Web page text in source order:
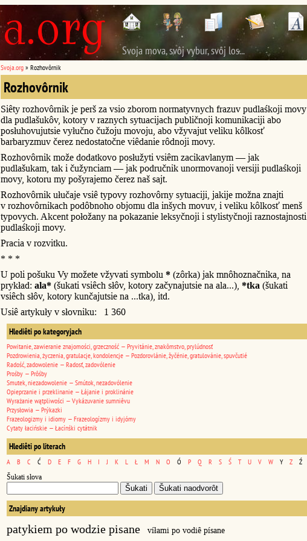
Svoja mova, svôj vybur, svôj los...
Svoja.org » Rozhovôrnik
Rozhovôrnik
Siêty rozhovôrnik je perš za vsio zborom normatyvnych frazuv pudlaśkoji movy
dla pudlašukôv, kotory v raznych sytuacijach publičnoji komunikaciji abo
posłuhovujutsie vyłučno čužoju movoju, abo vžyvajut veliku kôlkosť
barbaryzmuv čerez nedostatočne viêdanie rôdnoji movy.
Rozhovôrnik može dodatkovo posłužyti vsiêm zacikavlanym — jak
pudlašukam, tak i čužynciam — jak područnik unormovanoji versiji pudlaśkoji
movy, kotoru my pošyrajemo čerez naš sajt.
Rozhovôrnik ułučaje vsiê typovy rozhovôrny sytuaciji, jakije možna znajti
v rozhovôrnikach podôbnoho objomu dla inšych movuv, i veliku kôlkosť menš
typovych. Akcent połožany na pokazanie leksyčnoji i stylistyčnoji raznostajnosti
pudlaśkoji movy.
Pracia v rozvitku.
* * *
U poli pošuku Vy možete vžyvati symbolu * (zôrka) jak mnôhoznačnika, na
prykład: ala* (šukati vsiêch słôv, kotory začynajutsie na ala...), *tka (šukati
vsiêch słôv, kotory kunčajutsie na ...tka), itd.
Usiê artykuły v słovniku: 1 360
Hlediêti po kategoryjach
Powitanie, zawieranie znajomości, grzeczność — Pryvitánie, znakômstvo, prylúdnosť
Pozdrowienia, życzenia, gratulacje, kondolencje — Pozdorovlánie, žyčénie, gratulovánie, spuvčutié
Radość, zadowolenie — Radosť, zadovólenie
Prośby — Prôśby
Smutek, niezadowolenie — Smútok, nezadovólenie
Opieprzanie i przeklinanie — Łájanie i proklinánie
Wyrażanie wątpliwości — Vykázuvanie sumniêvu
Przysłowia — Prýkazki
Frazeologizmy i idiomy — Frazeologízmy i idyjómy
Cytaty łacińskie — Łacínśki cytátnik
Hlediêti po literach
A B C Ć D E F G H I J K L Ł M N O Ó P Q R S Ś T U V W Y Z Ź
Šukati słova
Znajdiany artykuły
patykiem po wodzie pisane víłami po vodiê písane